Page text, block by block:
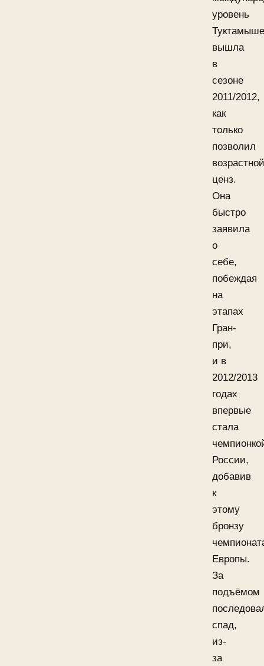
уровень
вышла
в
сезоне
2011/2012,
как
только
позволил
возрастной
ценз.
Она
быстро
заявила
о
себе,
побеждая
на
этапах
Гран-
при,
и в
2012/2013
годах
впервые
стала
России,
добавив
к
этому
бронзу
Европы.
За
подъёмом
спад,
из-
за